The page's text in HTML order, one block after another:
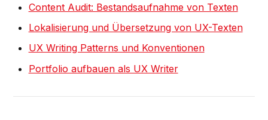
Content Audit: Bestandsaufnahme von Texten
Lokalisierung und Übersetzung von UX-Texten
UX Writing Patterns und Konventionen
Portfolio aufbauen als UX Writer